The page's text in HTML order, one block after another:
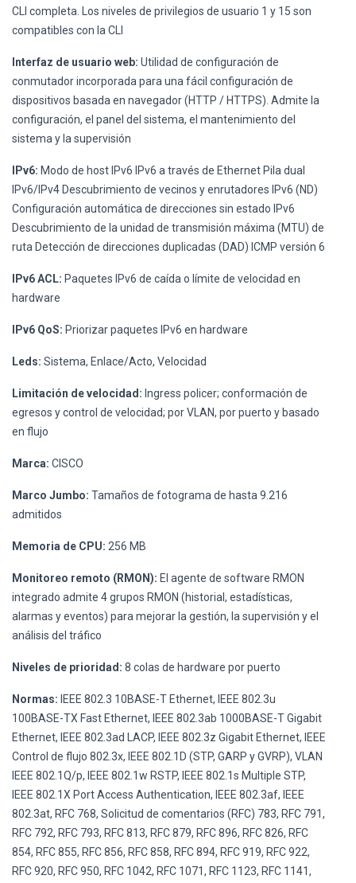
CLI completa. Los niveles de privilegios de usuario 1 y 15 son
compatibles con la CLI
Interfaz de usuario web: Utilidad de configuración de
conmutador incorporada para una fácil configuración de
dispositivos basada en navegador (HTTP / HTTPS). Admite la
configuración, el panel del sistema, el mantenimiento del
sistema y la supervisión
IPv6: Modo de host IPv6 IPv6 a través de Ethernet Pila dual
IPv6/IPv4 Descubrimiento de vecinos y enrutadores IPv6 (ND)
Configuración automática de direcciones sin estado IPv6
Descubrimiento de la unidad de transmisión máxima (MTU) de
ruta Detección de direcciones duplicadas (DAD) ICMP versión 6
IPv6 ACL: Paquetes IPv6 de caída o límite de velocidad en
hardware
IPv6 QoS: Priorizar paquetes IPv6 en hardware
Leds: Sistema, Enlace/Acto, Velocidad
Limitación de velocidad: Ingress policer; conformación de
egresos y control de velocidad; por VLAN, por puerto y basado
en flujo
Marca: CISCO
Marco Jumbo: Tamaños de fotograma de hasta 9.216
admitidos
Memoria de CPU: 256 MB
Monitoreo remoto (RMON): El agente de software RMON
integrado admite 4 grupos RMON (historial, estadísticas,
alarmas y eventos) para mejorar la gestión, la supervisión y el
análisis del tráfico
Niveles de prioridad: 8 colas de hardware por puerto
Normas: IEEE 802.3 10BASE-T Ethernet, IEEE 802.3u
100BASE-TX Fast Ethernet, IEEE 802.3ab 1000BASE-T Gigabit
Ethernet, IEEE 802.3ad LACP, IEEE 802.3z Gigabit Ethernet, IEEE
Control de flujo 802.3x, IEEE 802.1D (STP, GARP y GVRP), VLAN
IEEE 802.1Q/p, IEEE 802.1w RSTP, IEEE 802.1s Multiple STP,
IEEE 802.1X Port Access Authentication, IEEE 802.3af, IEEE
802.3at, RFC 768, Solicitud de comentarios (RFC) 783, RFC 791,
RFC 792, RFC 793, RFC 813, RFC 879, RFC 896, RFC 826, RFC
854, RFC 855, RFC 856, RFC 858, RFC 894, RFC 919, RFC 922,
RFC 920, RFC 950, RFC 1042, RFC 1071, RFC 1123, RFC 1141,